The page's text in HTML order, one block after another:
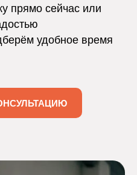
прямо сейчас или
удобное время